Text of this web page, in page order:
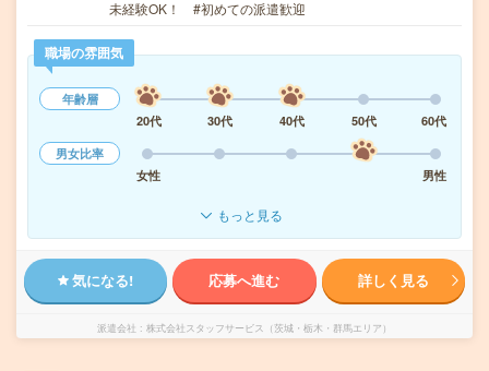
未経験OK！ #初めての派遣歓迎
職場の雰囲気
年齢層
20代
30代 40代 50代
60代
男女比率
女性
男性
もっと見る
気になる! 応募へ進む 詳しく見る
派遣会社 株式会社スタッフサービス（茨城・栃木・群馬エリア）